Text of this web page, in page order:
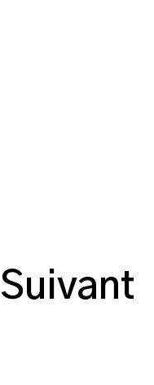
Suivant